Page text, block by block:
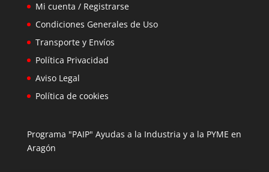
Mi cuenta / Registrarse
Condiciones Generales de Uso
Transporte y Envíos
Política Privacidad
Aviso Legal
Política de cookies
Programa "PAIP" Ayudas a la Industria y a la PYME en
Aragón